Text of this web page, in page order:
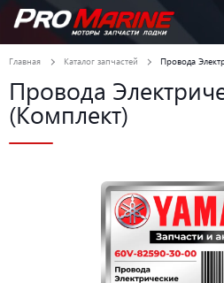
Главная Каталог запчастей Провода
Провода
(Комплект)